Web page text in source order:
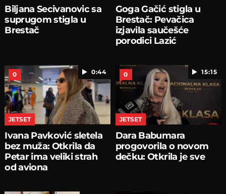
Biljana Secivanovic sa
suprugom stigla u
Brestač
Goga Gačić stigla u
Brestač: Pevačica
izjavila saučešće
porodici Lazić
0:44
0
JETSET
Ivana Pavković sletela
bez muža: Otkrila da
Petar ima veliki strah
od aviona
15:15
0
JETSET
Dara Babumara
progovorila o novom
dečku: Otkrila je sve